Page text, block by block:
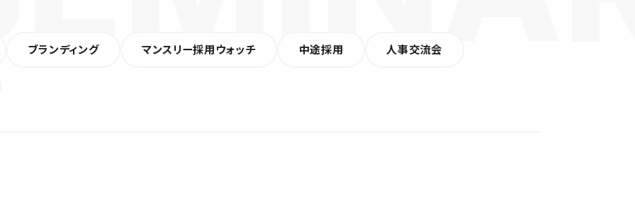
ブランディング マンスリー採用ウォッチ 中途採用 人事交流会